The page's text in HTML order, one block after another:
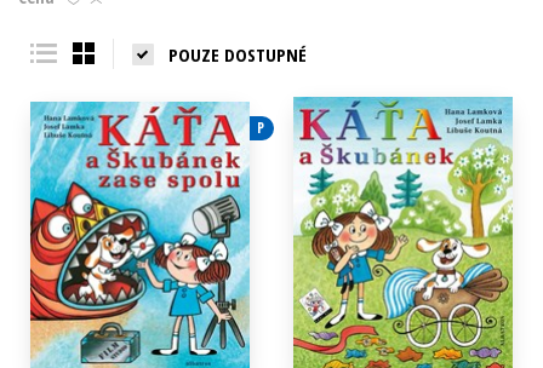
Young adult (SK)
POUZE DOSTUPNÉ
P